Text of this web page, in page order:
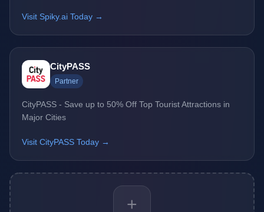
Visit Spiky.ai Today →
CityPASS
Partner
CityPASS - Save up to 50% Off Top Tourist Attractions in
Major Cities
Visit CityPASS Today →
+